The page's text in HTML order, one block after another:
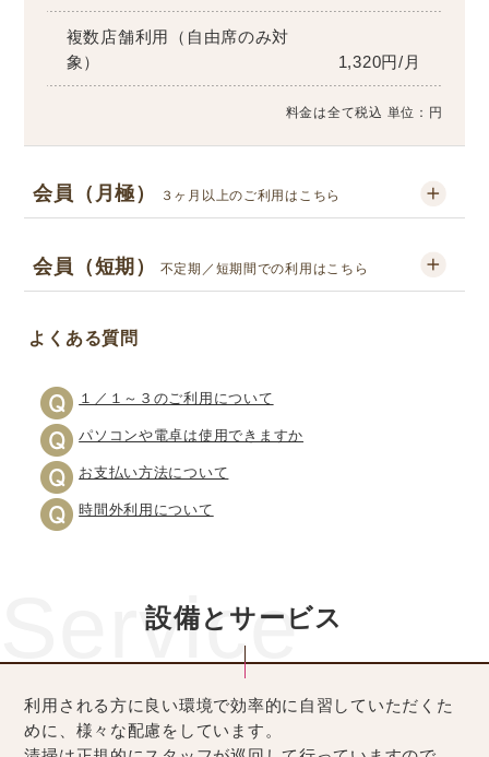
複数店舗利用（自由席のみ対
象）
1,320円/月
料金は全て税込 単位：円
会員（月極） ３ヶ月以上のご利用はこちら
会員（短期） 不定期／短期間での利用はこちら
よくある質問
１／１～３のご利用について
パソコンや電卓は使用できますか
お支払い方法について
時間外利用について